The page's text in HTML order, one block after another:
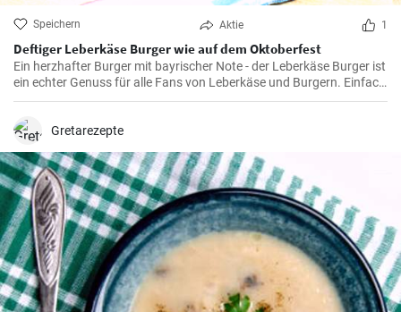
Speichern Aktie 1
Deftiger Leberkäse Burger wie auf dem Oktoberfest
Ein herzhafter Burger mit bayrischer Note - der Leberkäse Burger ist
ein echter Genuss für alle Fans von Leberkäse und Burgern. Einfach
in der Zubereitung und ein perfekter Snack für ein zünftiges
Gretarezepte